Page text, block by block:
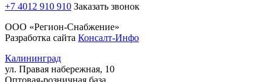
+7 4012 910 910 Заказать звонок
ООО «Регион-Снабжение»
Разработка сайта Консалт-Инфо
Калининград
ул. Правая набережная, 10
Оптовая-розничная база